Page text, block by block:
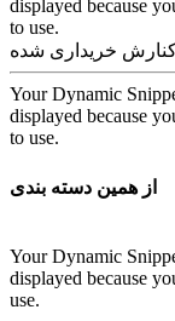
displayed because
to use.
خریداری شده
Your Dynamic
displayed because
to use.
از همین دسته بندی
Your Dynamic
displayed because
use.